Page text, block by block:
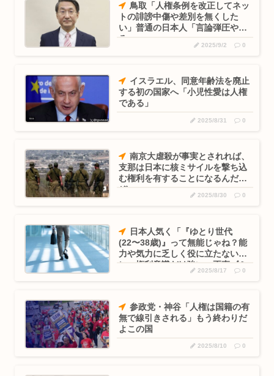
鳥取「人権条例を改正してネッ
トの誹謗中傷や差別を無くした
い」普通の日本人「言論弾圧やめ
ろ」
2025/9/2 0
イスラエル、同意年齢法を廃止
する初の国家へ「小児性愛は人権
である」
2025/8/31 0
南京大虐殺が事実とされれば、
支那は日本に核ミサイルを撃ち込
む権利を有することになるんだ
ぞ。
2025/8/30 0
日本人気く「『ゆとり世代
(22〜38歳)』って無能じゃね？能
力や気力に乏しく役に立たないの
に、権利意識だけ強い。正直ゴミ
2025/8/17 0
参政党・神谷「人権は国籍の有
無で線引きされる」もう終わりだ
よこの国
2025/8/10 0